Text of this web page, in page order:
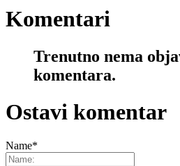
Komentari
Trenutno nema
komentara.
Ostavi komentar
Name*